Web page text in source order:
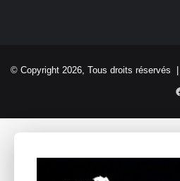
© Copyright 2026, Tous droits réservés |